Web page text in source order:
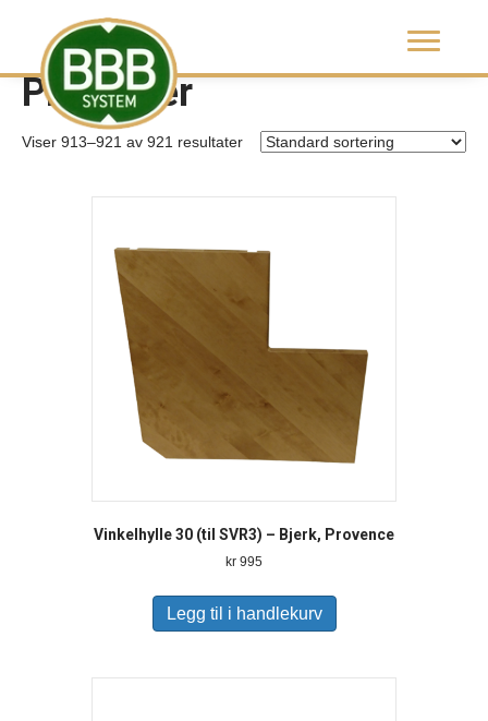
Hjem/Produkter/ Side 58
Produkter
Viser 913–921 av 921 resultater
Vinkelhylle 30 (til SVR3) – Bjerk, Provence
kr 995
Legg til i handlekurv